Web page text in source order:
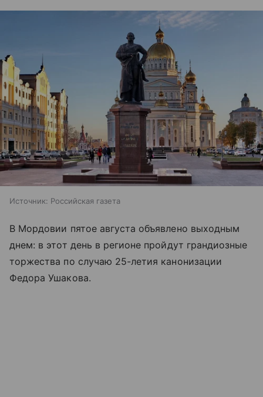
Источник: Российская газета
В Мордовии пятое августа объявлено выходным
днем: в этот день в регионе пройдут грандиозные
торжества по случаю 25-летия канонизации
Федора Ушакова.